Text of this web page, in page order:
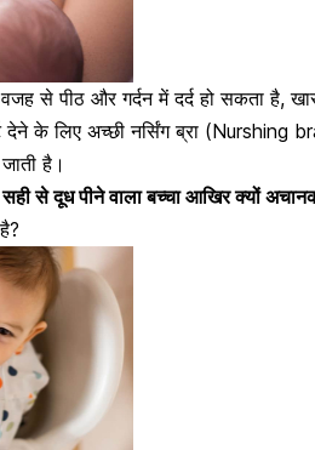
से पीठ और गर्दन में दर्द हो सकता है,
देने के लिए अच्छी नर्सिंग ब्रा (Nurshing
है।
से दूध पीने वाला बच्चा आखिर क्यों